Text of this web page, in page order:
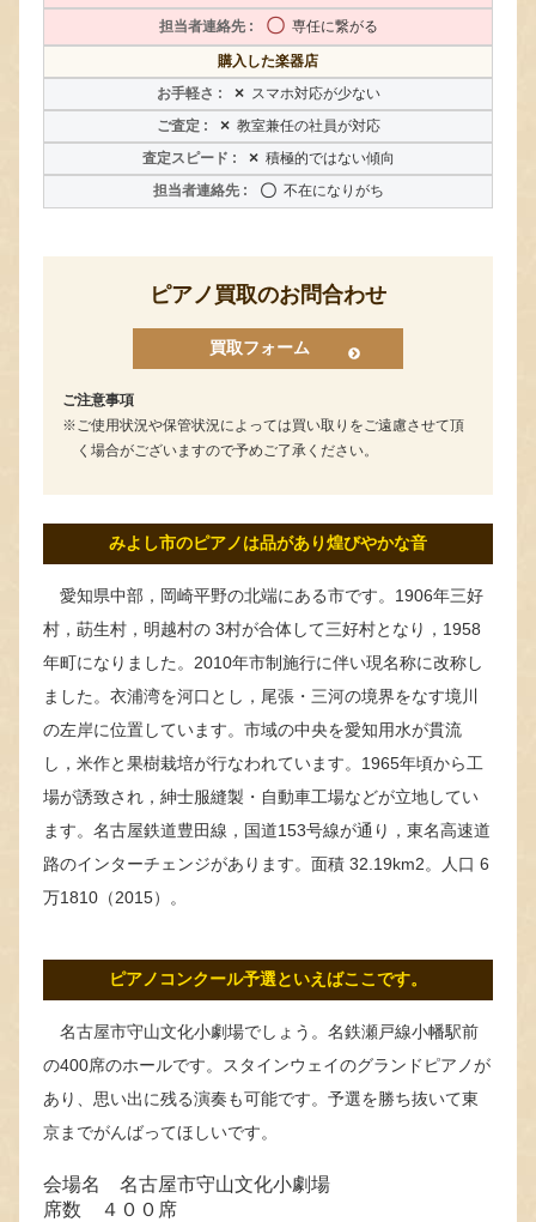
〇 専任に繋がる
購入した楽器店
× スマホ対応が少ない
× 教室兼任の社員が対応
× 積極的ではない傾向
〇 不在になりがち
ピアノ買取のお問合わせ
買取フォーム
ご注意事項
ご使用状況や保管状況によっては買い取りをご遠慮させて頂
く場合がございますので予めご了承ください。
みよし市のピアノは品があり煌びやかな音
愛知県中部，岡崎平野の北端にある市です。1906年三好
村，莇生村，明越村の 3村が合体して三好村となり，1958
年町になりました。2010年市制施行に伴い現名称に改称し
ました。衣浦湾を河口とし，尾張・三河の境界をなす境川
の左岸に位置しています。市域の中央を愛知用水が貫流
し，米作と果樹栽培が行なわれています。1965年頃から工
場が誘致され，紳士服縫製・自動車工場などが立地してい
ます。名古屋鉄道豊田線，国道153号線が通り，東名高速道
路のインターチェンジがあります。面積 32.19km2。人口 6
万1810（2015）。
ピアノコンクール予選といえばここです。
名古屋市守山文化小劇場でしょう。名鉄瀬戸線小幡駅前
の400席のホールです。スタインウェイのグランドピアノが
あり、思い出に残る演奏も可能です。予選を勝ち抜いて東
京までがんばってほしいです。
会場名 名古屋市守山文化小劇場
席数 ４００席